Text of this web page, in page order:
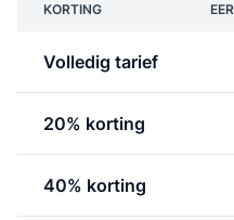
KORTING
Volledig tarief
20% korting
40% korting